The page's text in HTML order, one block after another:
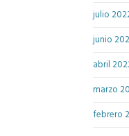
julio
junio
abril
marzo
febrero